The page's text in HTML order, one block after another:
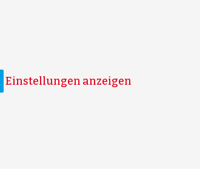
Einstellungen anzeigen